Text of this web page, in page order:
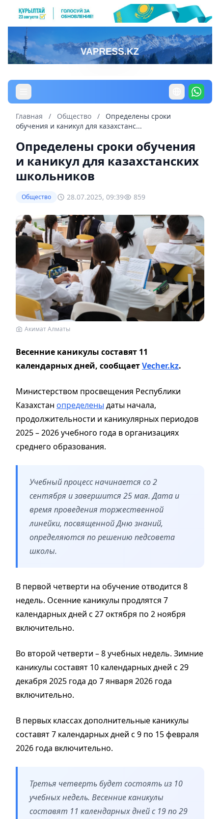
Главная / Общество /
Определены сроки
обучения и каникул для казахстанс...
Определены сроки обучения
и каникул для казахстанских
школьников
Общество 28.07.2025, 09:39 859
Акимат Алматы
Весенние каникулы составят 11
календарных дней, сообщаетVecher.kz.
Министерством просвещения Республики
Казахстан определены даты начала,
продолжительности и каникулярных периодов
2025 – 2026 учебного года в организациях
среднего образования.
Учебный процесс начинается со 2
сентября и завершится 25 мая. Дата и
время проведения торжественной
линейки, посвященной Дню знаний,
определяются по решению педсовета
школы.
В первой четверти на обучение отводится 8
недель. Осенние каникулы продлятся 7
календарных дней с 27 октября по 2 ноября
включительно.
Во второй четверти – 8 учебных недель. Зимние
каникулы составят 10 календарных дней с 29
декабря 2025 года до 7 января 2026 года
включительно.
В первых классах дополнительные каникулы
составят 7 календарных дней с 9 по 15 февраля
2026 года включительно.
Третья четверть будет состоять из 10
учебных недель. Весенние каникулы
составят 11 календарных дней с 19 по 29